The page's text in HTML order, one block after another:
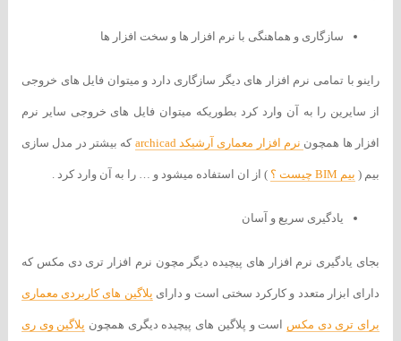
سازگاری و هماهنگی با نرم افزار ها و سخت افزار ها
راینو با تمامی نرم افزار های دیگر سازگاری دارد و میتوان فایل های خروجی
از سایرین را به آن وارد کرد بطوریکه میتوان فایل های خروجی سایر نرم
افزار ها همچون نرم افزار معماری آرشیکد archicad که بیشتر در مدل سازی
بیم ( بیم BIM چیست ؟ ) از ان استفاده میشود و … را به آن وارد کرد .
یادگیری سریع و آسان
بجای یادگیری نرم افزار های پیچیده دیگر مچون نرم افزار تری دی مکس که
دارای ابزار متعدد و کارکرد سختی است و دارای پلاگین های کاربردی معماری
برای تری دی مکس است و پلاگین های پیچیده دیگری همچون پلاگین وی ری